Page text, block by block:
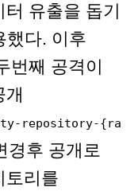
유출을 돕기
했다. 이후
번째 공격이
개
repository-{ra
경후 공개로
토리를